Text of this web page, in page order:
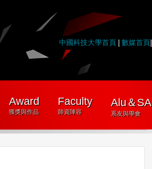
中國科技大學首頁 數媒首頁
Award
獲獎與作品
Faculty
師資陣容
Alu＆SA
系友與學會